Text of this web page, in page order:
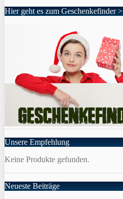
Hier geht es zum Geschenkefinder >
Unsere Empfehlung
Keine Produkte gefunden.
Neueste Beiträge